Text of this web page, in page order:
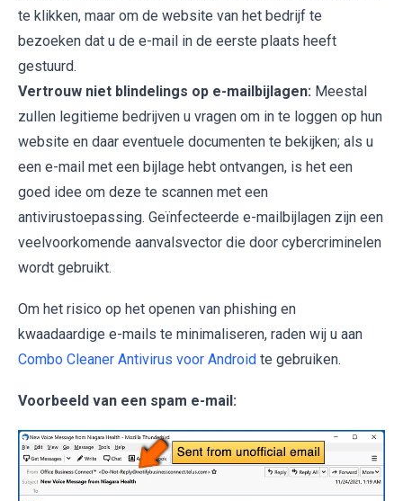
te klikken, maar om de website van het bedrijf te
bezoeken dat u de e-mail in de eerste plaats heeft
gestuurd.
Vertrouw niet blindelings op e-mailbijlagen: Meestal
zullen legitieme bedrijven u vragen om in te loggen op hun
website en daar eventuele documenten te bekijken; als u
een e-mail met een bijlage hebt ontvangen, is het een
goed idee om deze te scannen met een
antivirustoepassing. Geïnfecteerde e-mailbijlagen zijn een
veelvoorkomende aanvalsvector die door cybercriminelen
wordt gebruikt.
Om het risico op het openen van phishing en
kwaadaardige e-mails te minimaliseren, raden wij u aan
Combo Cleaner Antivirus voor Android te gebruiken.
Voorbeeld van een spam e-mail: